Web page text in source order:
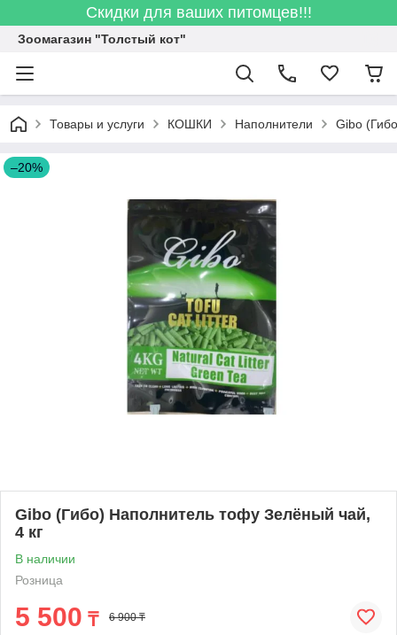
Скидки для ваших питомцев!!!
Зоомагазин "Толстый кот"
Товары и услуги КОШКИ Наполнители Gibo
–20%
Gibo (Гибо) Наполнитель тофу Зелёный чай,
4 кг
В наличии
Розница
5 500 ₸ 6 900 ₸